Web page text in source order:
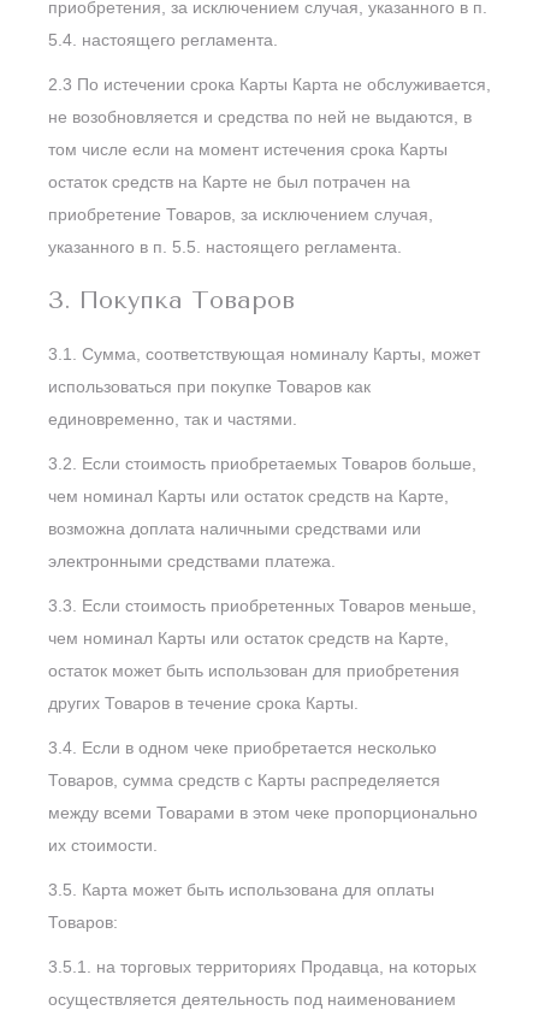
приобретения, за исключением случая, указанного в п.
5.4. настоящего регламента.
2.3 По истечении срока Карты Карта не обслуживается,
не возобновляется и средства по ней не выдаются, в
том числе если на момент истечения срока Карты
остаток средств на Карте не был потрачен на
приобретение Товаров, за исключением случая,
указанного в п. 5.5. настоящего регламента.
З. Покупка Товаров
3.1. Сумма, соответствующая номиналу Карты, может
использоваться при покупке Товаров как
единовременно, так и частями.
3.2. Если стоимость приобретаемых Товаров больше,
чем номинал Карты или остаток средств на Карте,
возможна доплата наличными средствами или
электронными средствами платежа.
3.3. Если стоимость приобретенных Товаров меньше,
чем номинал Карты или остаток средств на Карте,
остаток может быть использован для приобретения
других Товаров в течение срока Карты.
3.4. Если в одном чеке приобретается несколько
Товаров, сумма средств с Карты распределяется
между всеми Товарами в этом чеке пропорционально
их стоимости.
3.5. Карта может быть использована для оплаты
Товаров:
3.5.1. на торговых территориях Продавца, на которых
осуществляется деятельность под наименованием